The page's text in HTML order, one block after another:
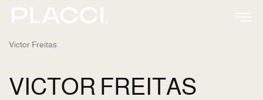
para
conteúdo
Victor Freitas
VICTOR FREITAS